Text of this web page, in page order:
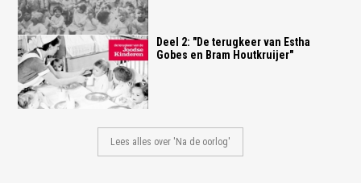
Deel 2: "De terugkeer van Estha
Gobes en Bram Houtkruijer"
Lees alles over 'Na de oorlog'